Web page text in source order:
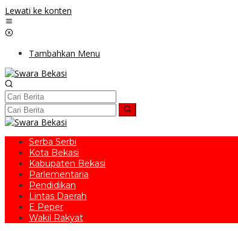
Lewati ke konten
Tambahkan Menu
Serba Serbi
Kota Bekasi
Kabupaten Bekasi
Parlementaria
Pendidikan
Lintas Daerah
E Peper
Wakil Rakyat